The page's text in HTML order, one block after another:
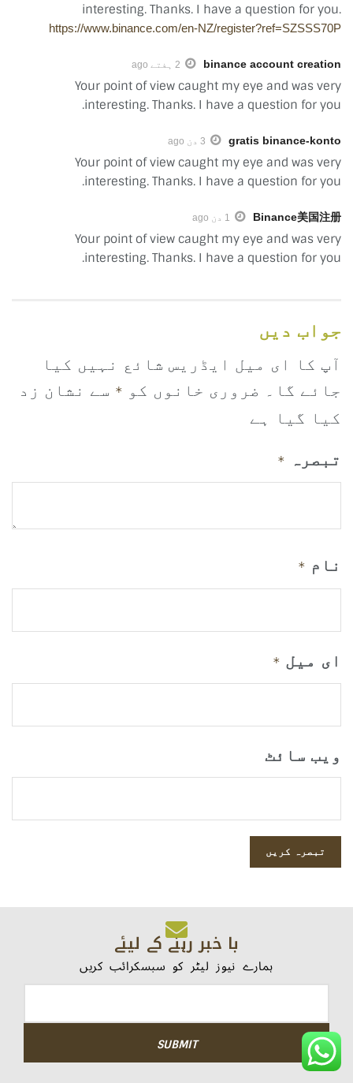
interesting. Thanks. I have a question for you.
https://www.binance.com/en-NZ/register?ref=SZSSS70P
binance account creation 2 ہفتے ago
Your point of view caught my eye and was very
interesting. Thanks. I have a question for you.
gratis binance-konto 3 دن ago
Your point of view caught my eye and was very
interesting. Thanks. I have a question for you.
Binance美国注册 1 دن ago
Your point of view caught my eye and was very
interesting. Thanks. I have a question for you.
جواب دیں
آپ کا ای میل ایڈریس شائع نہیں کیا
جائے گا۔ ضروری خانوں کو * سے نشان زد
کیا گیا ہے
تبصرہ
*
نام *
ای میل *
ویب‌ سائٹ
با خبر رہنے کے لیئے
ہمارے نیوز لیٹر کو سبسکرائب کریں